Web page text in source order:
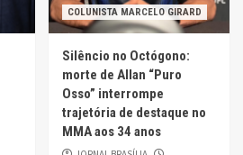
COLUNISTA MARCELO GIRARD
Silêncio no Octógono:
morte de Allan “Puro
Osso” interrompe
trajetória de destaque no
MMA aos 34 anos